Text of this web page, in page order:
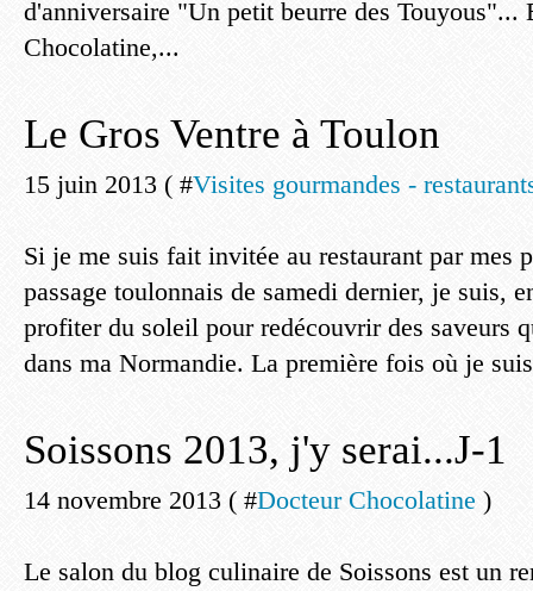
d'anniversaire "Un petit beurre des Touyous"...
Chocolatine,...
Le Gros Ventre à Toulon
15 juin 2013 ( #Visites gourmandes -
Si je me suis fait invitée au restaurant par mes
passage toulonnais de samedi dernier, je suis,
profiter du soleil pour redécouvrir des saveurs
dans ma Normandie. La première fois où je
Soissons 2013, j'y serai...J-1
14 novembre 2013 ( #Docteur Chocolatine )
Le salon du blog culinaire de Soissons est un